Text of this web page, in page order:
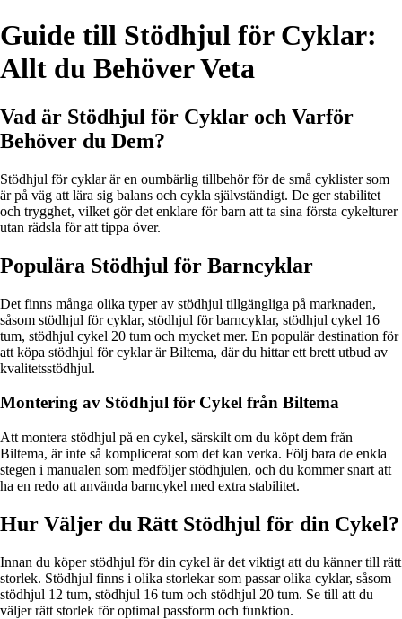
Guide till Stödhjul för Cyklar:
Allt du Behöver Veta
Vad är Stödhjul för Cyklar och Varför
Behöver du Dem?
Stödhjul för cyklar är en oumbärlig tillbehör för de små cyklister som
är på väg att lära sig balans och cykla självständigt. De ger stabilitet
och trygghet, vilket gör det enklare för barn att ta sina första cykelturer
utan rädsla för att tippa över.
Populära Stödhjul för Barncyklar
Det finns många olika typer av stödhjul tillgängliga på marknaden,
såsom stödhjul för cyklar, stödhjul för barncyklar, stödhjul cykel 16
tum, stödhjul cykel 20 tum och mycket mer. En populär destination för
att köpa stödhjul för cyklar är Biltema, där du hittar ett brett utbud av
kvalitetsstödhjul.
Montering av Stödhjul för Cykel från Biltema
Att montera stödhjul på en cykel, särskilt om du köpt dem från
Biltema, är inte så komplicerat som det kan verka. Följ bara de enkla
stegen i manualen som medföljer stödhjulen, och du kommer snart att
ha en redo att använda barncykel med extra stabilitet.
Hur Väljer du Rätt Stödhjul för din Cykel?
Innan du köper stödhjul för din cykel är det viktigt att du känner till rätt
storlek. Stödhjul finns i olika storlekar som passar olika cyklar, såsom
stödhjul 12 tum, stödhjul 16 tum och stödhjul 20 tum. Se till att du
väljer rätt storlek för optimal passform och funktion.